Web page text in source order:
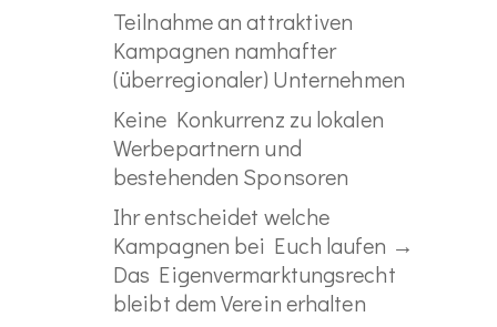
Teilnahme an attraktiven
Kampagnen namhafter
(überregionaler) Unternehmen
Keine Konkurrenz zu lokalen
Werbepartnern und
bestehenden Sponsoren
Ihr entscheidet welche
Kampagnen bei Euch laufen →
Das Eigenvermarktungsrecht
bleibt dem Verein erhalten